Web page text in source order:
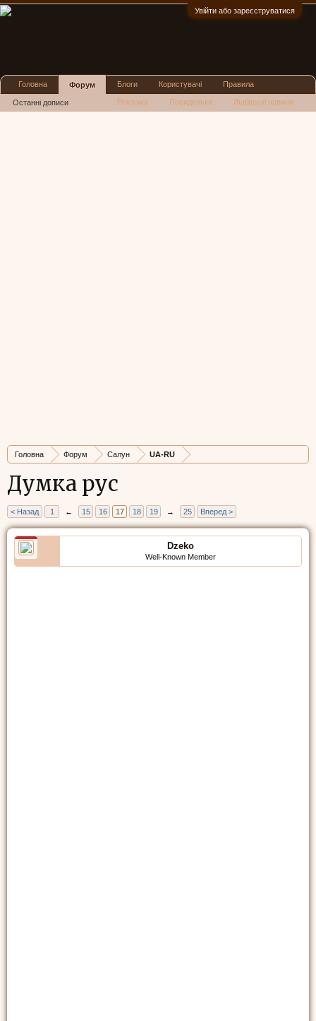
Увійти або зареєструватися
Головна Форум Салун UA-RU
Думка рус
< Назад 1 ← 15 16 17 18 19 → 25 Вперед >
Dzeko
Well-Known Member
Головна Форум
Останні дописи
Блоги Користувачі Правила
Реклама Посиденьки Львівські новини